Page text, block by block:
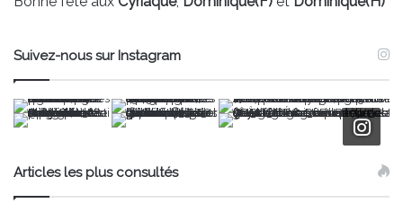
Suivez-nous sur Instagram
Articles les plus consultés